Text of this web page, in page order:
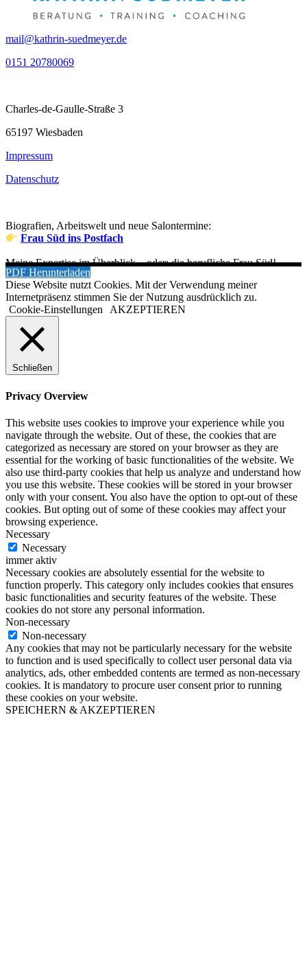
mail@kathrin-suedmeyer.de
0151 20780069
Charles-de-Gaulle-Straße 3
65197 Wiesbaden
Impressum
Datenschutz
Biografien, Arbeitswelt und neue Salontermine:
Frau Süd ins Postfach
Meine Expertise im Überblick – oder: die berufliche Frau Süd!
PDF Herunterladen
Diese Website nutzt Cookies. Mit der Verwendung meiner
Internetpräsenz stimmen Sie der Nutzung ausdrücklich zu.
Cookie-Einstellungen
AKZEPTIEREN
Schließen
Privacy Overview
This website uses cookies to improve your experience while you
navigate through the website. Out of these, the cookies that are
categorized as necessary are stored on your browser as they are
essential for the working of basic functionalities of the website. We
also use third-party cookies that help us analyze and understand how
you use this website. These cookies will be stored in your browser
only with your consent. You also have the option to opt-out of these
cookies. But opting out of some of these cookies may affect your
browsing experience.
Necessary
Necessary
immer aktiv
Necessary cookies are absolutely essential for the website to
function properly. This category only includes cookies that ensures
basic functionalities and security features of the website. These
cookies do not store any personal information.
Non-necessary
Non-necessary
Any cookies that may not be particularly necessary for the website
to function and is used specifically to collect user personal data via
analytics, ads, other embedded contents are termed as non-necessary
cookies. It is mandatory to procure user consent prior to running
these cookies on your website.
SPEICHERN & AKZEPTIEREN